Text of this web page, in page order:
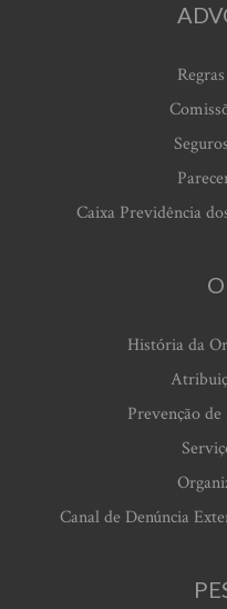
Caixa Previdência
História da
Prevenção
Canal de Denúncia